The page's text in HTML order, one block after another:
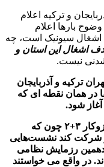
و ترکیه اعلام
بارها اعلام
سیونیک است، چه
اشغال این استان و
نیست.
ترکیه و آذربایجان
در همان نقطه ای که
شود.
دقیقا در همان زمانی که تحت عنوان سازوکار ۳+۲ چون که
شرکت کند نشست‌هایی
دهمین رزمایش نظامی
در واقع می خواستند